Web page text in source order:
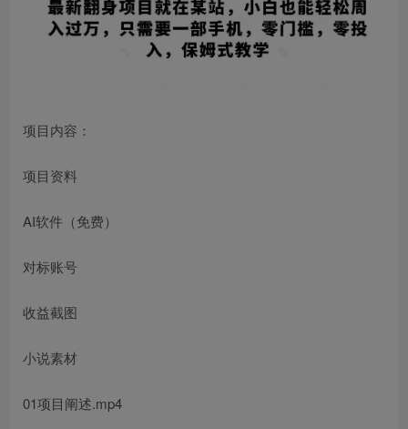
项目内容：
项目资料
AI软件（免费）
对标账号
收益截图
小说素材
01项目阐述.mp4